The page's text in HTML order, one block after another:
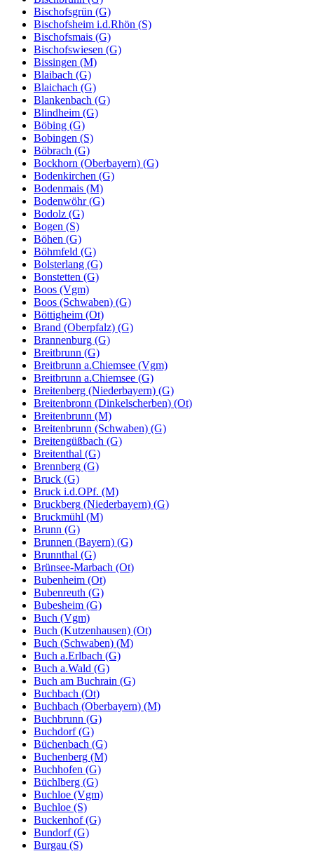
Bischofsgrün (G)
Bischofsheim i.d.Rhön (S)
Bischofsmais (G)
Bischofswiesen (G)
Bissingen (M)
Blaibach (G)
Blaichach (G)
Blankenbach (G)
Blindheim (G)
Böbing (G)
Bobingen (S)
Böbrach (G)
Bockhorn (Oberbayern) (G)
Bodenkirchen (G)
Bodenmais (M)
Bodenwöhr (G)
Bodolz (G)
Bogen (S)
Böhen (G)
Böhmfeld (G)
Bolsterlang (G)
Bonstetten (G)
Boos (Vgm)
Boos (Schwaben) (G)
Böttigheim (Ot)
Brand (Oberpfalz) (G)
Brannenburg (G)
Breitbrunn (G)
Breitbrunn a.Chiemsee (Vgm)
Breitbrunn a.Chiemsee (G)
Breitenberg (Niederbayern) (G)
Breitenbronn (Dinkelscherben) (Ot)
Breitenbrunn (M)
Breitenbrunn (Schwaben) (G)
Breitengüßbach (G)
Breitenthal (G)
Brennberg (G)
Bruck (G)
Bruck i.d.OPf. (M)
Bruckberg (Niederbayern) (G)
Bruckmühl (M)
Brunn (G)
Brunnen (Bayern) (G)
Brunnthal (G)
Brünsee-Marbach (Ot)
Bubenheim (Ot)
Bubenreuth (G)
Bubesheim (G)
Buch (Vgm)
Buch (Kutzenhausen) (Ot)
Buch (Schwaben) (M)
Buch a.Erlbach (G)
Buch a.Wald (G)
Buch am Buchrain (G)
Buchbach (Ot)
Buchbach (Oberbayern) (M)
Buchbrunn (G)
Buchdorf (G)
Büchenbach (G)
Buchenberg (M)
Buchhofen (G)
Büchlberg (G)
Buchloe (Vgm)
Buchloe (S)
Buckenhof (G)
Bundorf (G)
Burgau (S)